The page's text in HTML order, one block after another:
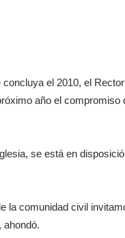
el 2010, el
año el
se está en
la comunidad civil
ahondó.